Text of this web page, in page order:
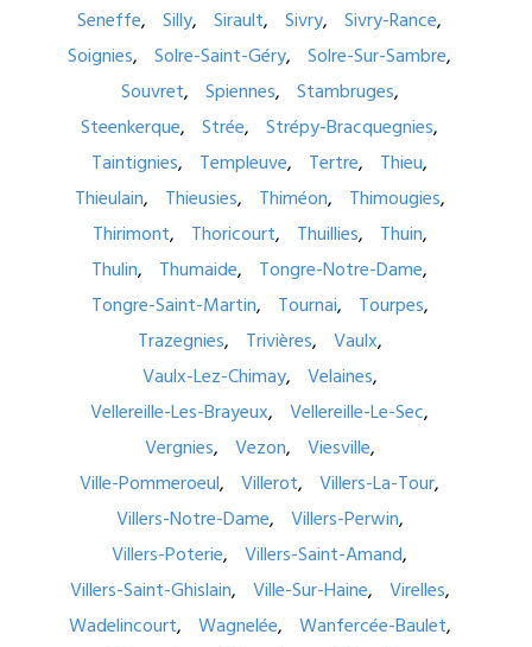
Seneffe
Silly Sirault Sivry
Sivry-Rance
Soignies
Solre-Saint-Géry
Solre-Sur-Sambre
Souvret
Spiennes
Stambruges
Steenkerque
Strée
Strépy-Bracquegnies
Taintignies
Templeuve Tertre
Thieu
Thieulain
Thieusies Thiméon
Thimougies
Thirimont
Thoricourt Thuillies
Thuin
Thulin
Thumaide
Tongre-Notre-Dame
Tongre-Saint-Martin
Tournai
Tourpes
Trazegnies
Trivières
Vaulx
Vaulx-Lez-Chimay
Velaines
Vellereille-Les-Brayeux
Vellereille-Le-Sec
Vergnies
Vezon
Viesville
Ville-Pommeroeul
Villerot
Villers-La-Tour
Villers-Notre-Dame
Villers-Perwin
Villers-Poterie
Villers-Saint-Amand
Villers-Saint-Ghislain
Ville-Sur-Haine
Virelles
Wadelincourt
Wagnelée
Wanfercée-Baulet